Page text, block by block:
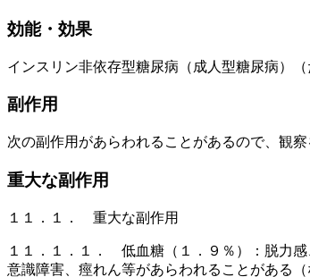
効能・効果
インスリン非依存型糖尿病（成人型糖尿病）
副作用
次の副作用があらわれることがあるので、観
重大な副作用
１１．１． 重大な副作用
１１．１．１． 低血糖（１．９％）：脱力感
意識障害、痙れん等があらわれることがある